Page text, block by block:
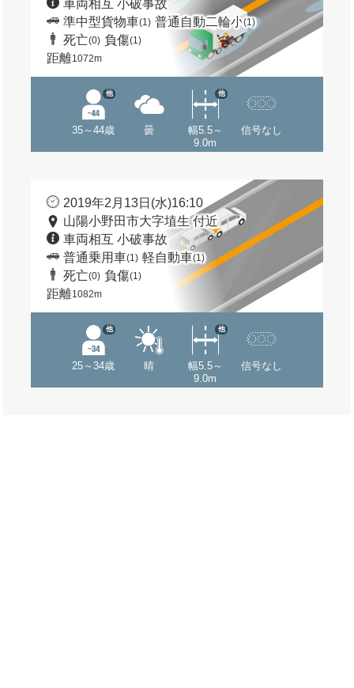
車両相互 小破事故
準中型貨物車(1) 普通自動二輪小(1)
死亡(0) 負傷(1)
距離1072m
35～44歳
他
曇
幅5.5～
9.0m
他
信号なし
2019年2月13日(水)16:10
山陽小野田市大字埴生 付近
車両相互 小破事故
普通乗用車(1) 軽自動車(1)
死亡(0) 負傷(1)
距離1082m
25～34歳
他
晴
幅5.5～
9.0m
他
信号なし